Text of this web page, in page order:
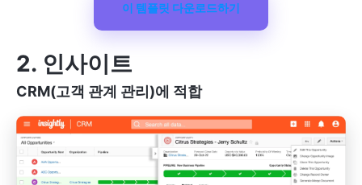
이 템플릿 다운로드하기
2. 인사이트
CRM(고객 관계 관리)에 적합